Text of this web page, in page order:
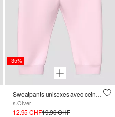
-35%
Sweatpants unisexes avec ceinture souple
s.Oliver
12.95 CHF19.90 CHF